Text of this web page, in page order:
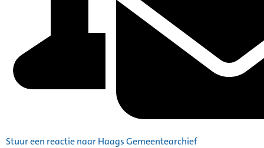
Stuur een reactie naar Haags Gemeentearchief